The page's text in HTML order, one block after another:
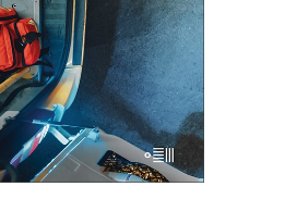
DO KOSZYKA
DO KOSZYKA